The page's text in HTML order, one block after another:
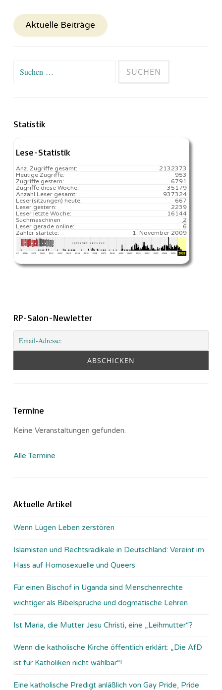
Aktuelle Beiträge
Suchen
Statistik
Lese-Statistik
2132373
Anz. Zugriffe gesamt:
953
Heutige Zugriffe:
6791
Zugriffe gestern:
35179
Zugriffe diese Woche:
937324
Anzahl Leser gesamt:
667️
Leser(sitzungen) heute:
2239
Leser gestern:
16144️
Leser letzte Woche:
2
Suchmaschinen
6
Leser gerade online:
1. November 2009
Zähler startete:
RP-Salon-Newletter
Termine
Keine Veranstaltungen gefunden.
Alle Termine
Aktuelle Artikel
Wenn Lügen Leben zerstören
Islamisten und Rechtsradikale in Deutschland: Vereint im
Hass auf Homosexuelle und Queers
Für einen Bischof in Uganda sind Menschenrechte
wichtiger als Bibelsprüche und dogmatische Lehren
Ist Maria, die Mutter Jesu Christi, eine „Leihmutter“?
Wenn die katholische Kirche öffentlich erklärt: „Die AfD
ist für Katholiken nicht wählbar“!
Eine katholische Predigt anläßlich von Gay Pride, Pride